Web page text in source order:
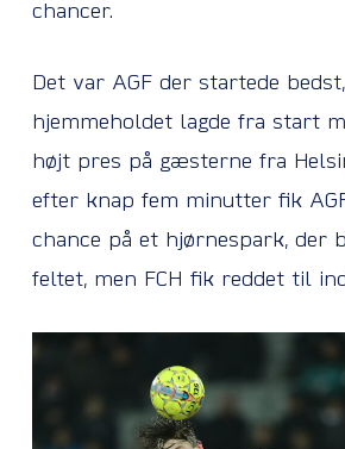
chancer.
Det var AGF der startede
hjemmeholdet lagde fra start
højt pres på gæsterne fra
efter knap fem minutter fik
chance på et hjørnespark, der
feltet, men FCH fik reddet til